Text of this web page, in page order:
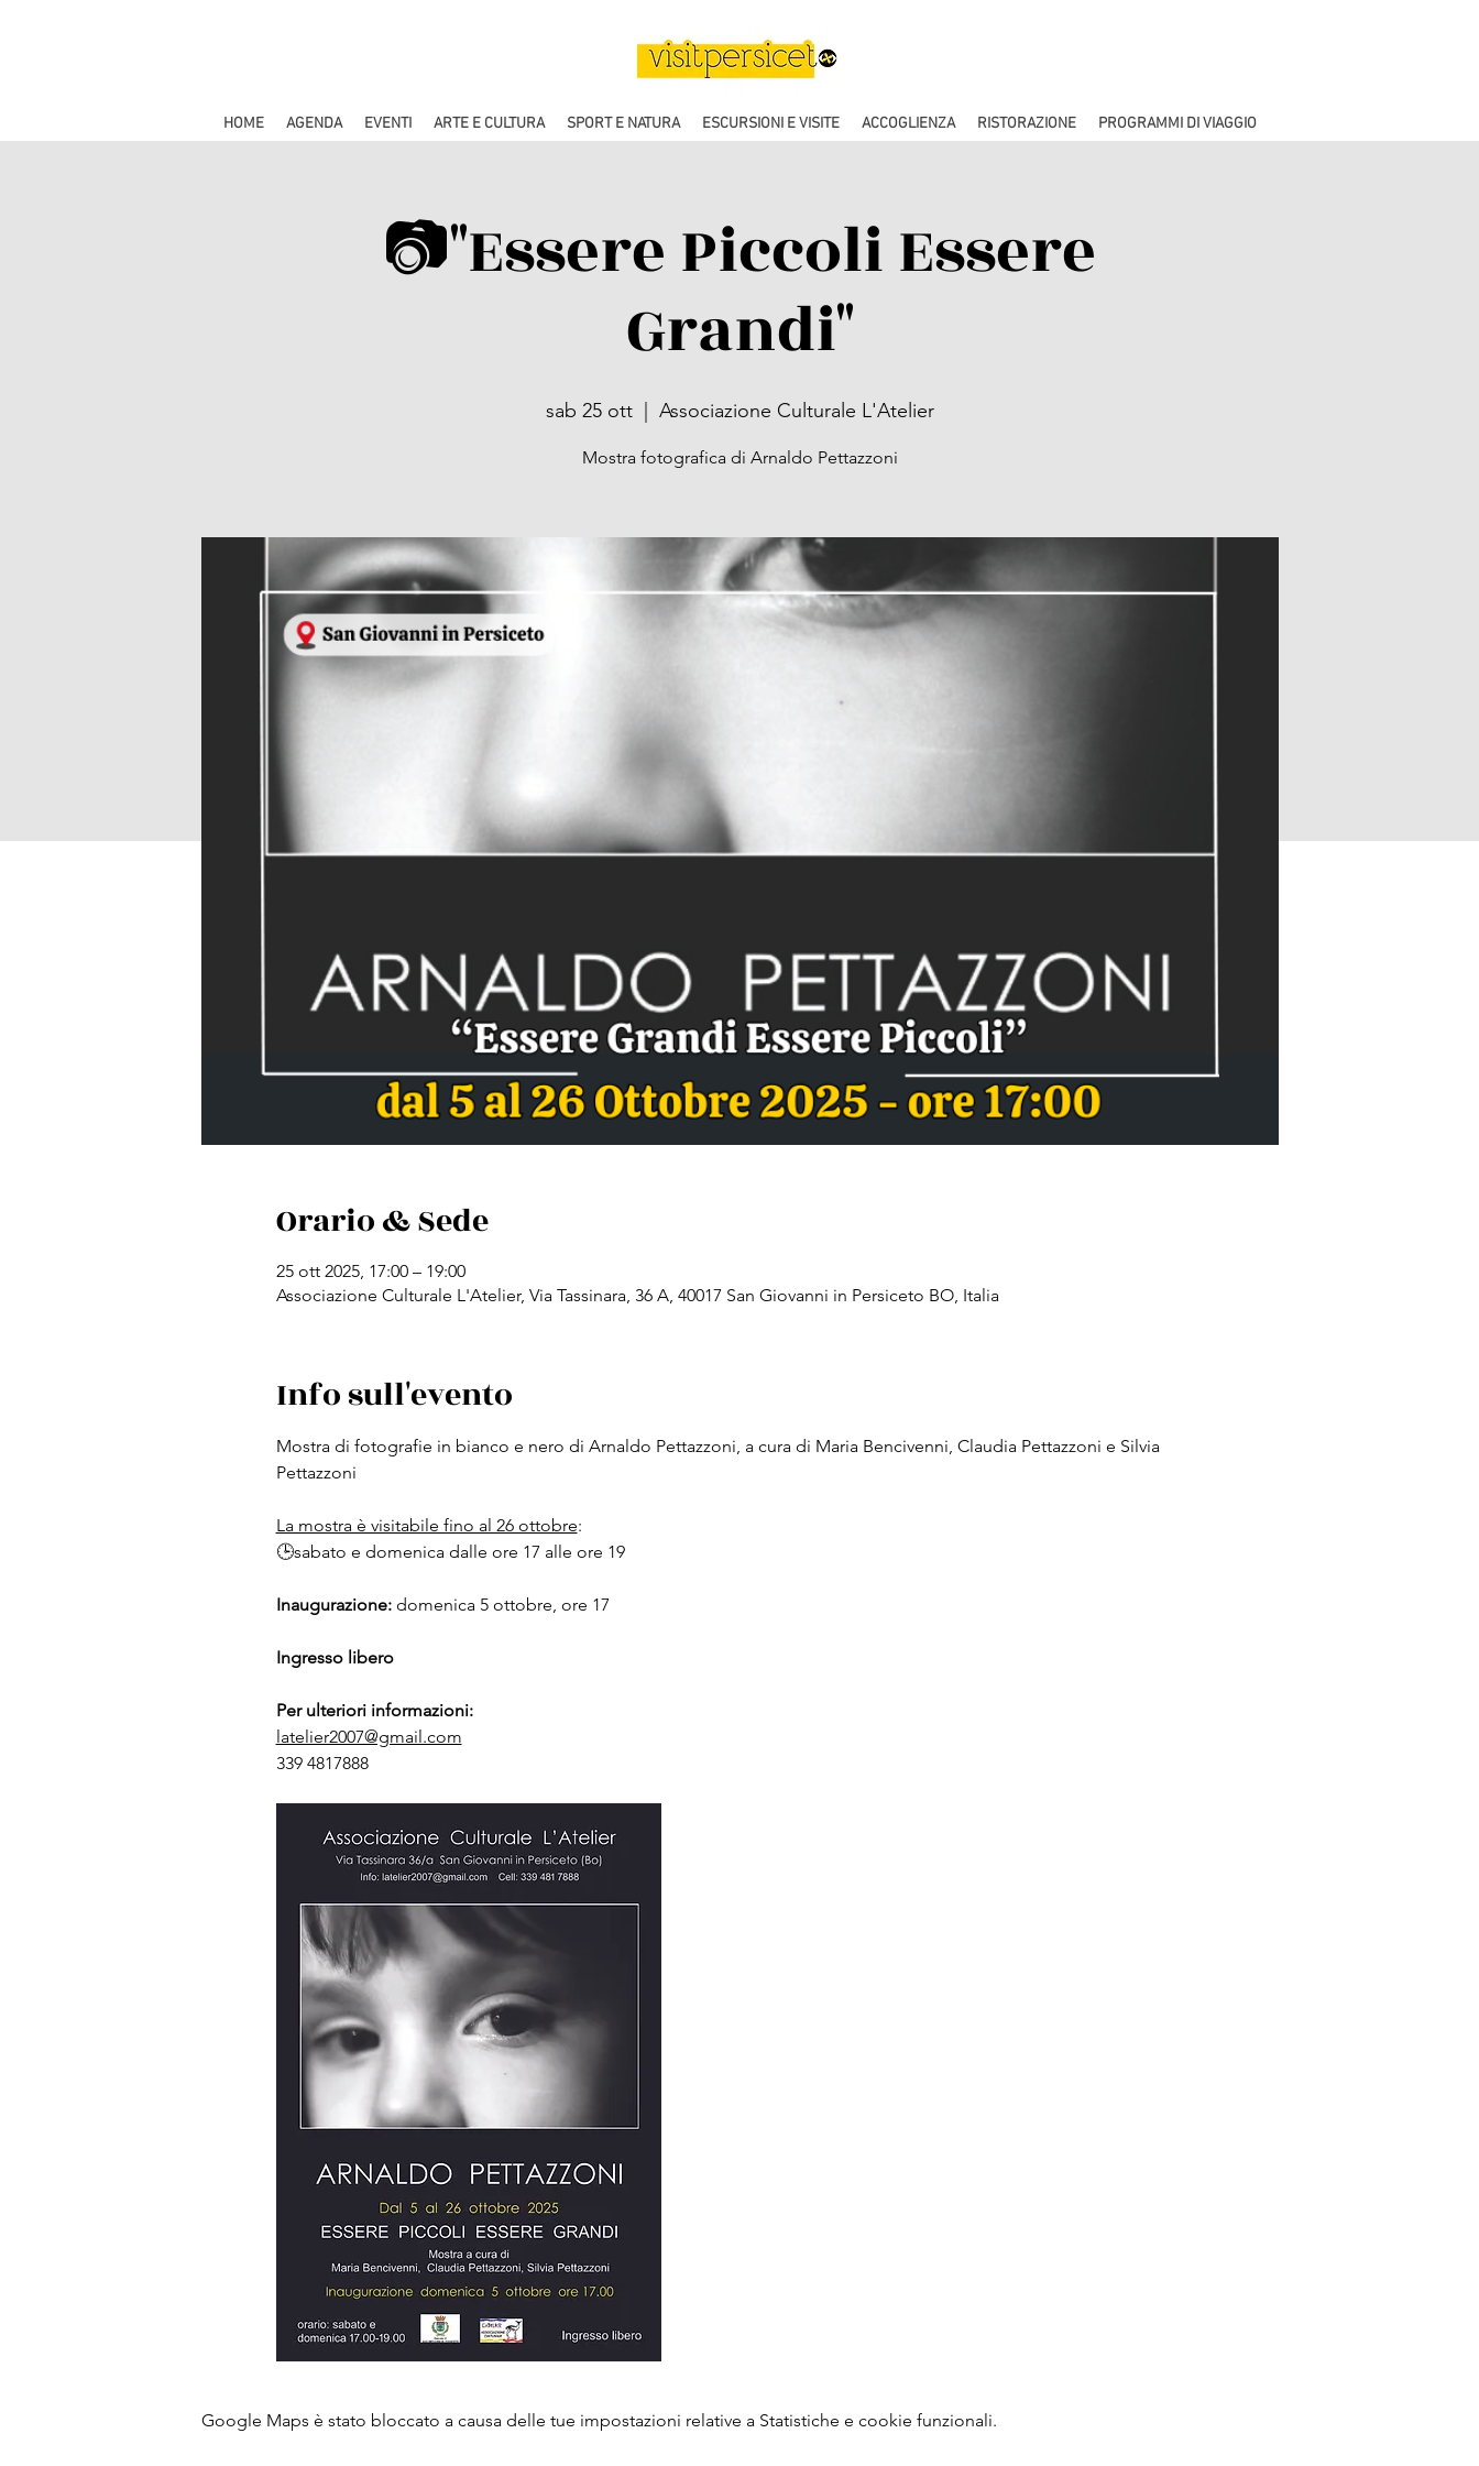
HOME AGENDA EVENTI ARTE E CULTURA SPORT E NATURA ESCURSIONI E VISITE ACCOGLIENZA RISTORAZIONE PROGRAMMI DI VIAGGIO
📷"Essere Piccoli Essere
Grandi"
sab 25 ott
  |
Associazione Culturale L'Atelier
Mostra fotografica di Arnaldo Pettazzoni
Orario & Sede
25 ott 2025, 17:00 – 19:00
Associazione Culturale L'Atelier, Via Tassinara, 36 A, 40017 San Giovanni in Persiceto BO, Italia
Info sull'evento
Mostra di fotografie in bianco e nero di Arnaldo Pettazzoni, a cura di Maria Bencivenni, Claudia Pettazzoni e Silvia
Pettazzoni
La mostra è visitabile fino al 26 ottobre:
🕒sabato e domenica dalle ore 17 alle ore 19
Inaugurazione: domenica 5 ottobre, ore 17
Ingresso libero
Per ulteriori informazioni:
latelier2007@gmail.com
339 4817888
Google Maps è stato bloccato a causa delle tue impostazioni relative a Statistiche e cookie funzionali.